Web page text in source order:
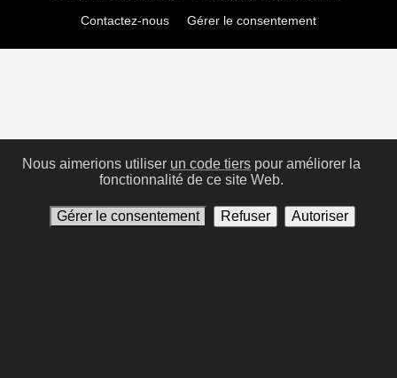
Contactez-nous
Gérer le consentement
Nous aimerions utiliser un code tiers pour améliorer la
fonctionnalité de ce site Web.
Gérer le consentement Refuser Autoriser